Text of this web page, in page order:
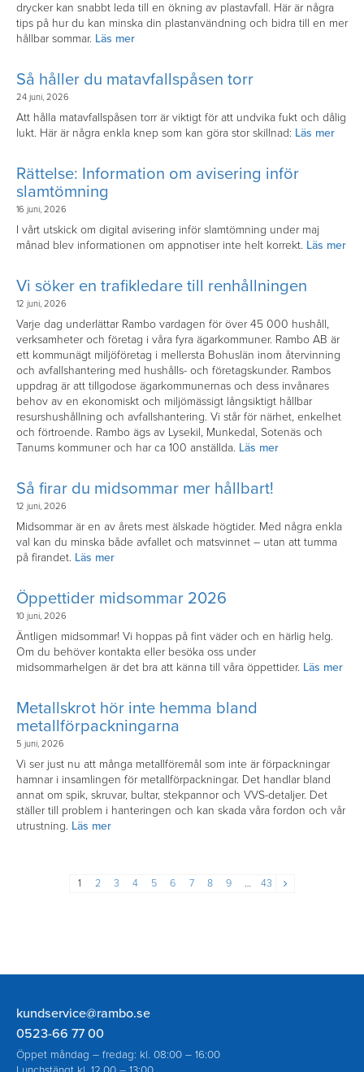
drycker kan snabbt leda till en ökning av plastavfall. Här är några
tips på hur du kan minska din plastanvändning och bidra till en mer
hållbar sommar. Läs mer
Så håller du matavfallspåsen torr
24 juni, 2026
Att hålla matavfallspåsen torr är viktigt för att undvika fukt och dålig
lukt. Här är några enkla knep som kan göra stor skillnad: Läs mer
Rättelse: Information om avisering inför
slamtömning
16 juni, 2026
I vårt utskick om digital avisering inför slamtömning under maj
månad blev informationen om appnotiser inte helt korrekt. Läs mer
Vi söker en trafikledare till renhållningen
12 juni, 2026
Varje dag underlättar Rambo vardagen för över 45 000 hushåll,
verksamheter och företag i våra fyra ägarkommuner. Rambo AB är
ett kommunägt miljöföretag i mellersta Bohuslän inom återvinning
och avfallshantering med hushålls- och företagskunder. Rambos
uppdrag är att tillgodose ägarkommunernas och dess invånares
behov av en ekonomiskt och miljömässigt långsiktigt hållbar
resurshushållning och avfallshantering. Vi står för närhet, enkelhet
och förtroende. Rambo ägs av Lysekil, Munkedal, Sotenäs och
Tanums kommuner och har ca 100 anställda. Läs mer
Så firar du midsommar mer hållbart!
12 juni, 2026
Midsommar är en av årets mest älskade högtider. Med några enkla
val kan du minska både avfallet och matsvinnet – utan att tumma
på firandet. Läs mer
Öppettider midsommar 2026
10 juni, 2026
Äntligen midsommar! Vi hoppas på fint väder och en härlig helg.
Om du behöver kontakta eller besöka oss under
midsommarhelgen är det bra att känna till våra öppettider. Läs mer
Metallskrot hör inte hemma bland
metallförpackningarna
5 juni, 2026
Vi ser just nu att många metallföremål som inte är förpackningar
hamnar i insamlingen för metallförpackningar. Det handlar bland
annat om spik, skruvar, bultar, stekpannor och VVS-detaljer. Det
ställer till problem i hanteringen och kan skada våra fordon och vår
utrustning. Läs mer
1 2 3 4 5 6 7 8 9 … 43
Rambo
AB
kundservice@rambo.se
0523-66 77 00
Öppet måndag – fredag: kl. 08:00 – 16:00